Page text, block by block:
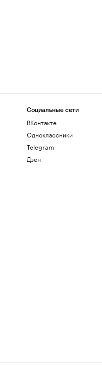
Социальные сети
ВКонтакте
Одноклассники
Telegram
Дзен